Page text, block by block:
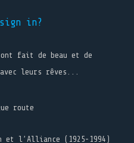
sign in?
ont fait de beau et de
leurs rêves...
route
et l’Alliance (1925-1994)